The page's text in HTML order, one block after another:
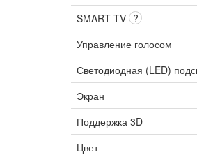
SMART TV ?
Управление голосом
Светодиодная (LED)
Экран
Поддержка 3D
Цвет